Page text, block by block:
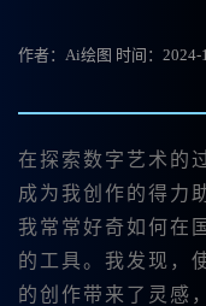
作者：Ai绘图 时间：2024-
在探索数字艺术的
成为我创作的得力
我常常好奇如何在
的工具。我发现，
的创作带来了灵感